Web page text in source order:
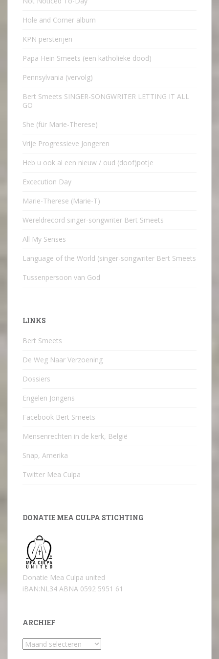
Hole and Corner album
KPN persterijen
Papa Hein Smeets (een katholieke dood)
Pennsylvania (vervolg)
Bert Smeets SINGER-SONGWRITER LETTING IT ALL
GO
She (für Marie-Therese)
Vrije Progressieve Jongeren
Heb u ook al een nieuw / oud (doof)potje
Excecution Day
Marie-Therese (Marie-T)
Wereldrecord singer-songwriter Bert Smeets
All My Senses
Language of the World (singer-songwriter Bert Smeets
Tussenpersoon van God
LINKS
Bert Smeets
De Weg Naar Verzoening
Dossiers
Engelen Jongens
Facebook Bert Smeets
Mensenrechten in de kerk, België
Snap, Amerika
Twitter Mea Culpa
DONATIE MEA CULPA STICHTING
Donatie Mea Culpa united
iBAN:NL34 ABNA 0592 5951 61
ARCHIEF
Archief